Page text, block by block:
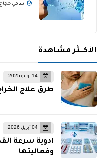
سامي حجاج
الأكــثر مشاهدة
14 يوليو 2025
طرق علاج
04 أبريل 2026
وفعاليتها